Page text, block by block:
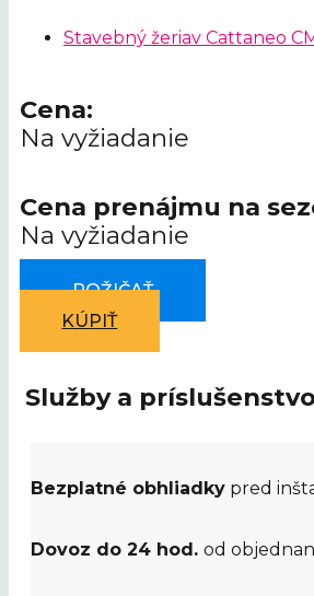
Stavebný žeriav Cattaneo
Cena:
Na vyžiadanie
Cena prenájmu na
Na vyžiadanie
POŽIČAŤ
KÚPIŤ
Služby a príslušenstvo
Bezplatné obhliadky pred
Dovoz do 24 hod. od